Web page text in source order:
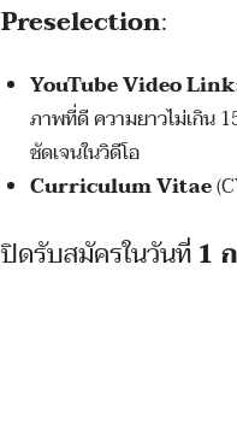
Preselection:
YouTube Video
ภาพที่ดี ความยาวไม่เกิน
ชัดเจนในวิดีโอ
Curriculum Vitae
ปิดรับสมัครในวันที่1